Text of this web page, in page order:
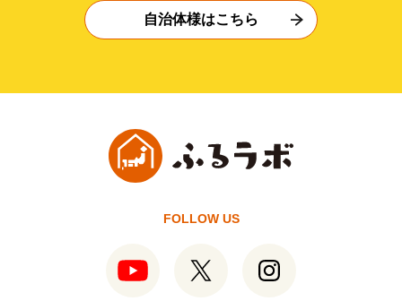
自治体様はこちら
FOLLOW US